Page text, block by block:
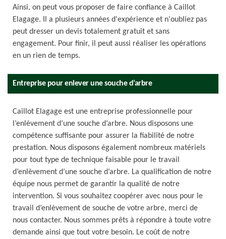
Ainsi, on peut vous proposer de faire confiance à Caillot
Elagage. Il a plusieurs années d'expérience et n'oubliez pas
peut dresser un devis totalement gratuit et sans
engagement. Pour finir, il peut aussi réaliser les opérations
en un rien de temps.
Entreprise pour enlever une souche d’arbre
Caillot Elagage est une entreprise professionnelle pour
l’enlèvement d’une souche d’arbre. Nous disposons une
compétence suffisante pour assurer la fiabilité de notre
prestation. Nous disposons également nombreux matériels
pour tout type de technique faisable pour le travail
d’enlèvement d’une souche d’arbre. La qualification de notre
équipe nous permet de garantir la qualité de notre
intervention. Si vous souhaitez coopérer avec nous pour le
travail d’enlèvement de souche de votre arbre, merci de
nous contacter. Nous sommes prêts à répondre à toute votre
demande ainsi que tout votre besoin. Le coût de notre